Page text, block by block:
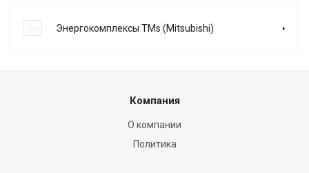
Энергокомплексы TMs (Mitsubishi)
Компания
О компании
Политика